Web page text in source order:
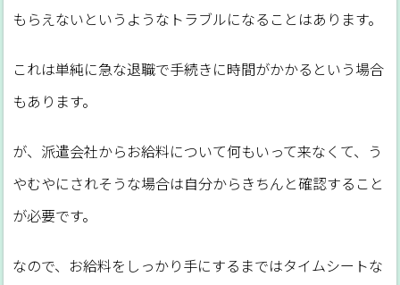
もらえないというようなトラブルになることはあります。
これは単純に急な退職で手続きに時間がかかるという場合
もあります。
が、派遣会社からお給料について何もいって来なくて、う
やむやにされそうな場合は自分からきちんと確認すること
が必要です。
なので、お給料をしっかり手にするまではタイムシートな